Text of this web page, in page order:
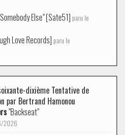
Else" [Sate51] paru le
Love Records] paru le
dixième Tentative de
par Bertrand Hamonou
"Backseat"
2026